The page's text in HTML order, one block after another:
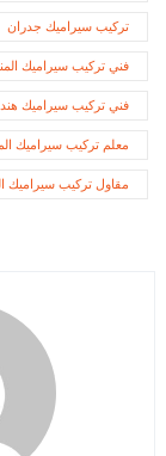
تركيب سيراميك جدران
فني تركيب سيراميك
فني تركيب سيراميك
معلم تركيب سيراميك
مقاول تركيب سيراميك